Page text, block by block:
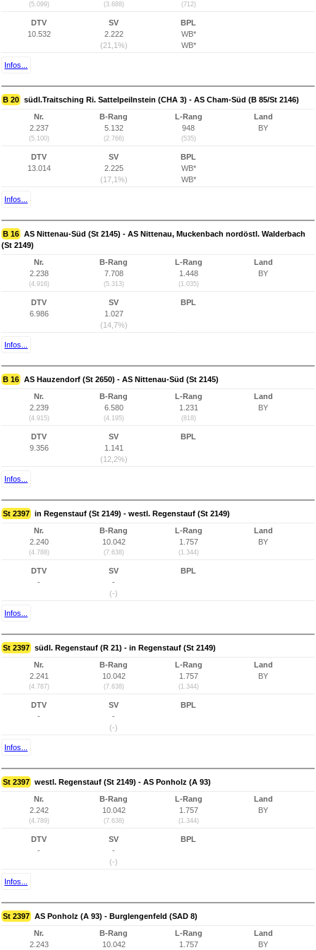
(5.099) (3.688) (712)
DTV
10.532
SV
2.222
(21,1%)
BPL
WB*
WB*
Infos...
B 20 südl.Traitsching Ri. Sattelpeilnstein (CHA 3) - AS Cham-Süd (B 85/St 2146)
Nr.
2.237
(5.100)
B-Rang
5.132
(2.766)
L-Rang
948
(535)
Land
BY
DTV
13.014
SV
2.225
(17,1%)
BPL
WB*
WB*
Infos...
B 16 AS Nittenau-Süd (St 2145) - AS Nittenau, Muckenbach nordöstl. Walderbach
(St 2149)
Nr.
2.238
(4.916)
B-Rang
7.708
(5.313)
L-Rang
1.448
(1.035)
Land
BY
DTV
6.986
SV
1.027
(14,7%)
BPL
Infos...
B 16 AS Hauzendorf (St 2650) - AS Nittenau-Süd (St 2145)
Nr.
2.239
(4.915)
B-Rang
6.580
(4.195)
L-Rang
1.231
(818)
Land
BY
DTV
9.356
SV
1.141
(12,2%)
BPL
Infos...
St 2397 in Regenstauf (St 2149) - westl. Regenstauf (St 2149)
Nr.
2.240
(4.788)
B-Rang
10.042
(7.638)
L-Rang
1.757
(1.344)
Land
BY
DTV
-
SV
-
(-)
BPL
Infos...
St 2397 südl. Regenstauf (R 21) - in Regenstauf (St 2149)
Nr.
2.241
(4.787)
B-Rang
10.042
(7.638)
L-Rang
1.757
(1.344)
Land
BY
DTV
-
SV
-
(-)
BPL
Infos...
St 2397 westl. Regenstauf (St 2149) - AS Ponholz (A 93)
Nr.
2.242
(4.789)
B-Rang
10.042
(7.638)
L-Rang
1.757
(1.344)
Land
BY
DTV
-
SV
-
(-)
BPL
Infos...
St 2397 AS Ponholz (A 93) - Burglengenfeld (SAD 8)
Nr.
2.243
B-Rang
10.042
L-Rang
1.757
Land
BY